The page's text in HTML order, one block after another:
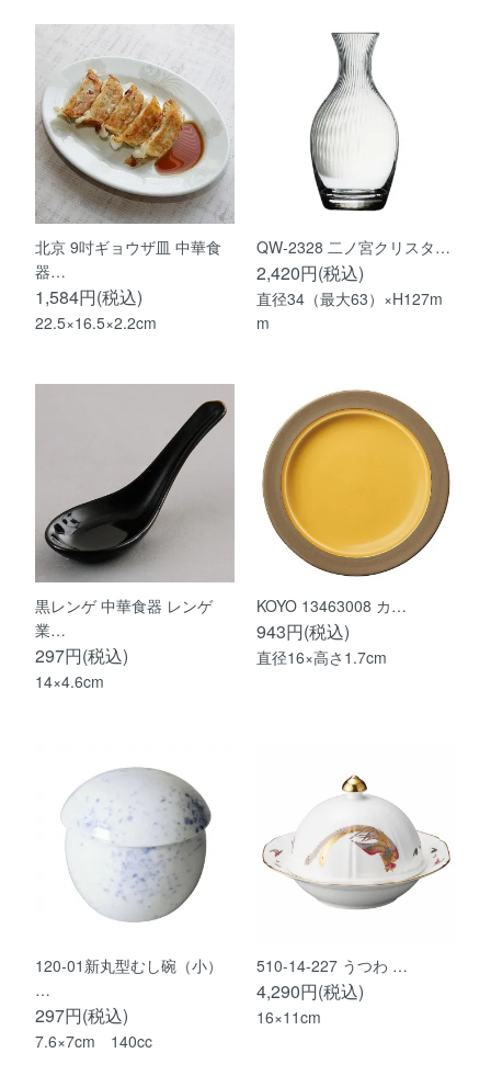
北京 9吋ギョウザ皿 中華食
器…
1,584円(税込)
22.5×16.5×2.2cm
QW-2328 二ノ宮クリスタ…
2,420円(税込)
直径34（最大63）×H127m
m
黒レンゲ 中華食器 レンゲ
業…
297円(税込)
14×4.6cm
KOYO 13463008 カ…
943円(税込)
直径16×高さ1.7cm
120-01新丸型むし碗（小）
…
297円(税込)
7.6×7cm 140cc
510-14-227 うつわ …
4,290円(税込)
16×11cm